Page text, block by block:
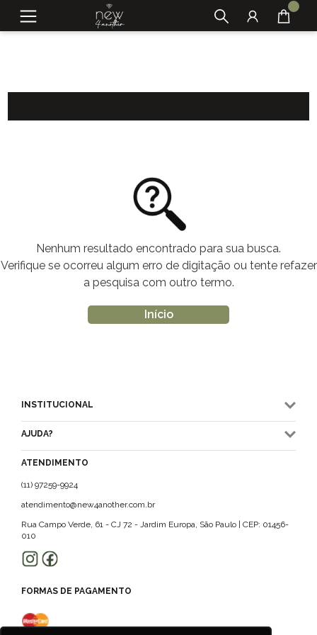
Nenhum resultado encontrado para sua busca.
Verifique se ocorreu algum erro de digitação ou tente refazer
a pesquisa com outro termo.
Início
INSTITUCIONAL
AJUDA?
ATENDIMENTO
(11) 97259-9924
atendimento@new4another.com.br
Rua Campo Verde, 61 - CJ 72 - Jardim Europa, São Paulo | CEP: 01456-
010
FORMAS DE PAGAMENTO